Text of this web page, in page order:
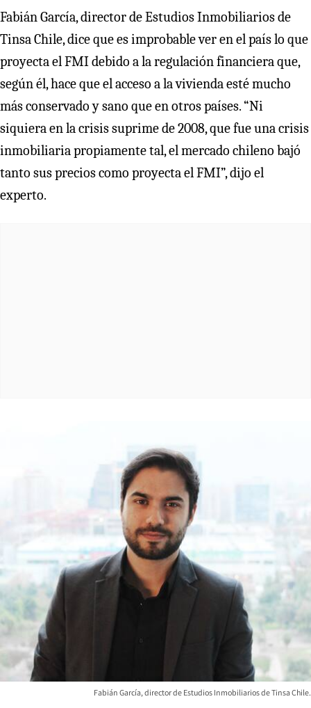
Fabián García, director de Estudios Inmobiliarios de
Tinsa Chile, dice que es improbable ver en el país lo que
proyecta el FMI debido a la regulación financiera que,
según él, hace que el acceso a la vivienda esté mucho
más conservado y sano que en otros países. “Ni
siquiera en la crisis suprime de 2008, que fue una crisis
inmobiliaria propiamente tal, el mercado chileno bajó
tanto sus precios como proyecta el FMI”, dijo el
experto.
Fabián García, director de Estudios Inmobiliarios de Tinsa Chile.